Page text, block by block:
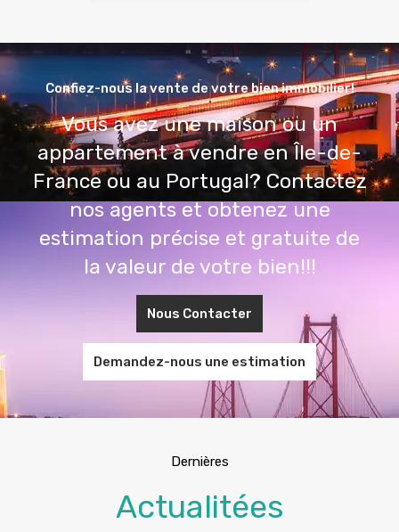
Confiez-nous la vente de votre bien immobilier!
Vous avez une maison ou un
appartement à vendre en Île-de-
France ou au Portugal? Contactez
nos agents et obtenez une
estimation précise et gratuite de
la valeur de votre bien!!!
Nous Contacter
Demandez-nous une estimation
Dernières
Actualitées